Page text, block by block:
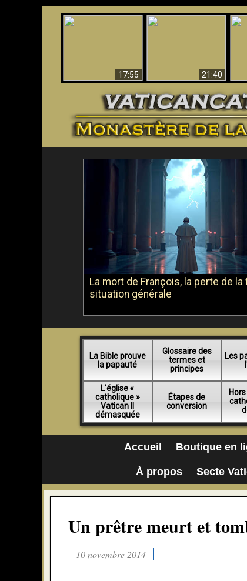
17:55
21:40
La mort de François, la perte de la
situation générale
La Bible prouve
la papauté
Glossaire des
termes et
principes
Les
L'église «
catholique »
Vatican II
démasquée
Étapes de
conversion
Accueil Boutique en
À propos Secte
Un prêtre meurt et
10 novembre 2014